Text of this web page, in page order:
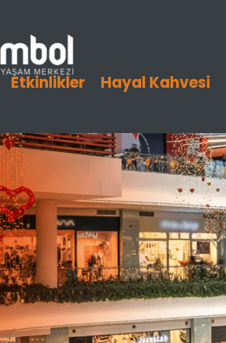
Etkinlikler Hayal Kahvesi